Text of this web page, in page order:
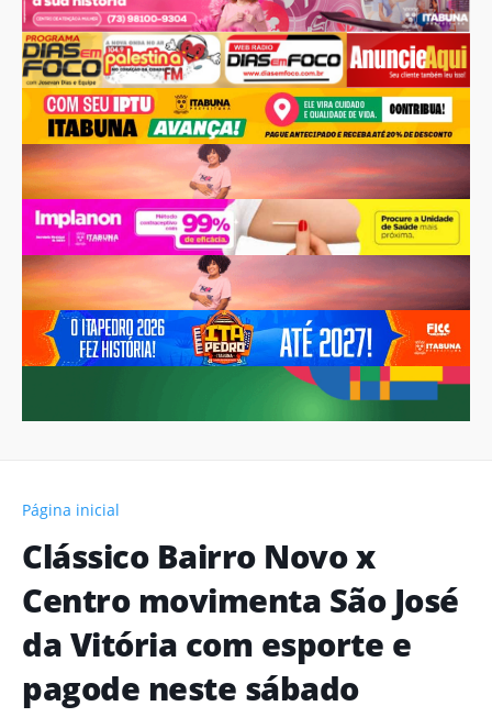
Página inicial
Clássico Bairro Novo x
Centro movimenta São José
da Vitória com esporte e
pagode neste sábado